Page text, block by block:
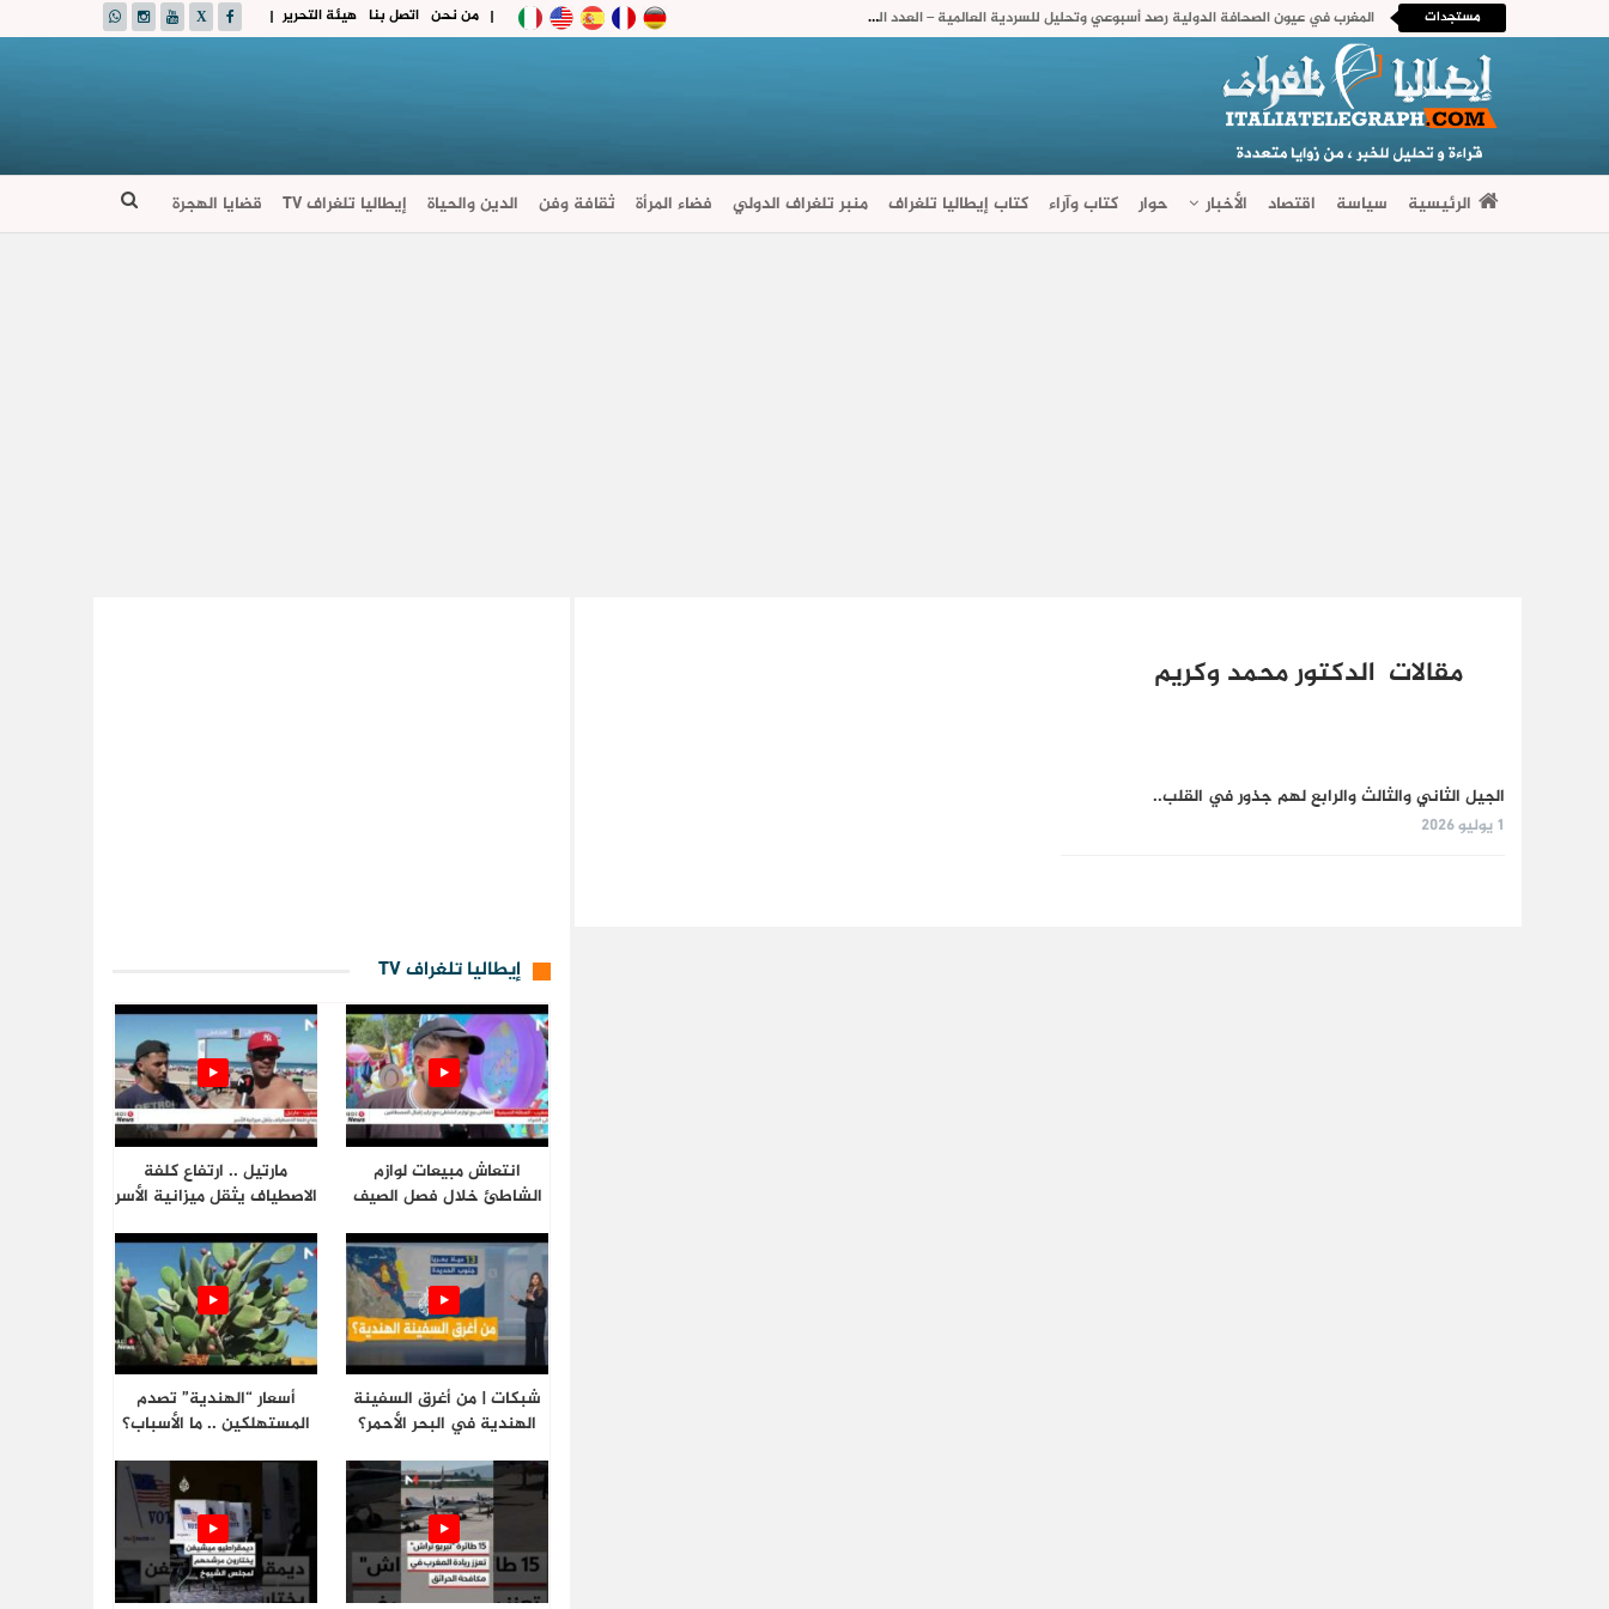
| هيئة التحرير اتصل بنا من نحن | مستجدات المغرب في عيون الصحافة الدولية رصد أسبوعي وتحليل للسردية العالمية – العدد الثاني
الرئيسية سياسة اقتصاد الأخبار حوار كتاب وآراء كتاب إيطاليا تلغراف منبر تلغراف الدولي فضاء المرأة ثقافة وفن الدين والحياة إيطاليا تلغراف TV قضايا الهجرة
مقالات الدكتور محمد وكريم
الجيل الثاني والثالث والرابع لهم جذور في القلب..
1 يوليو 2026
إيطاليا تلغراف TV
انتعاش مبيعات لوازم
الشاطئ خلال فصل الصيف
مارتيل .. ارتفاع كلفة
الاصطياف يثقل ميزانية الأسر
شبكات | من أغرق السفينة
الهندية في البحر الأحمر؟
أسعار “الهندية” تصدم
المستهلكين .. ما الأسباب؟